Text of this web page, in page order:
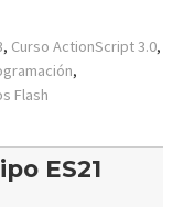
, Curso ActionScript 3.0,
,
Flash
ES21